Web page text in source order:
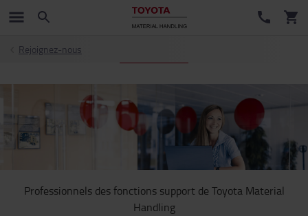
Rejoignez-nous
Professionnels des fonctions support de Toyota Material
Handling